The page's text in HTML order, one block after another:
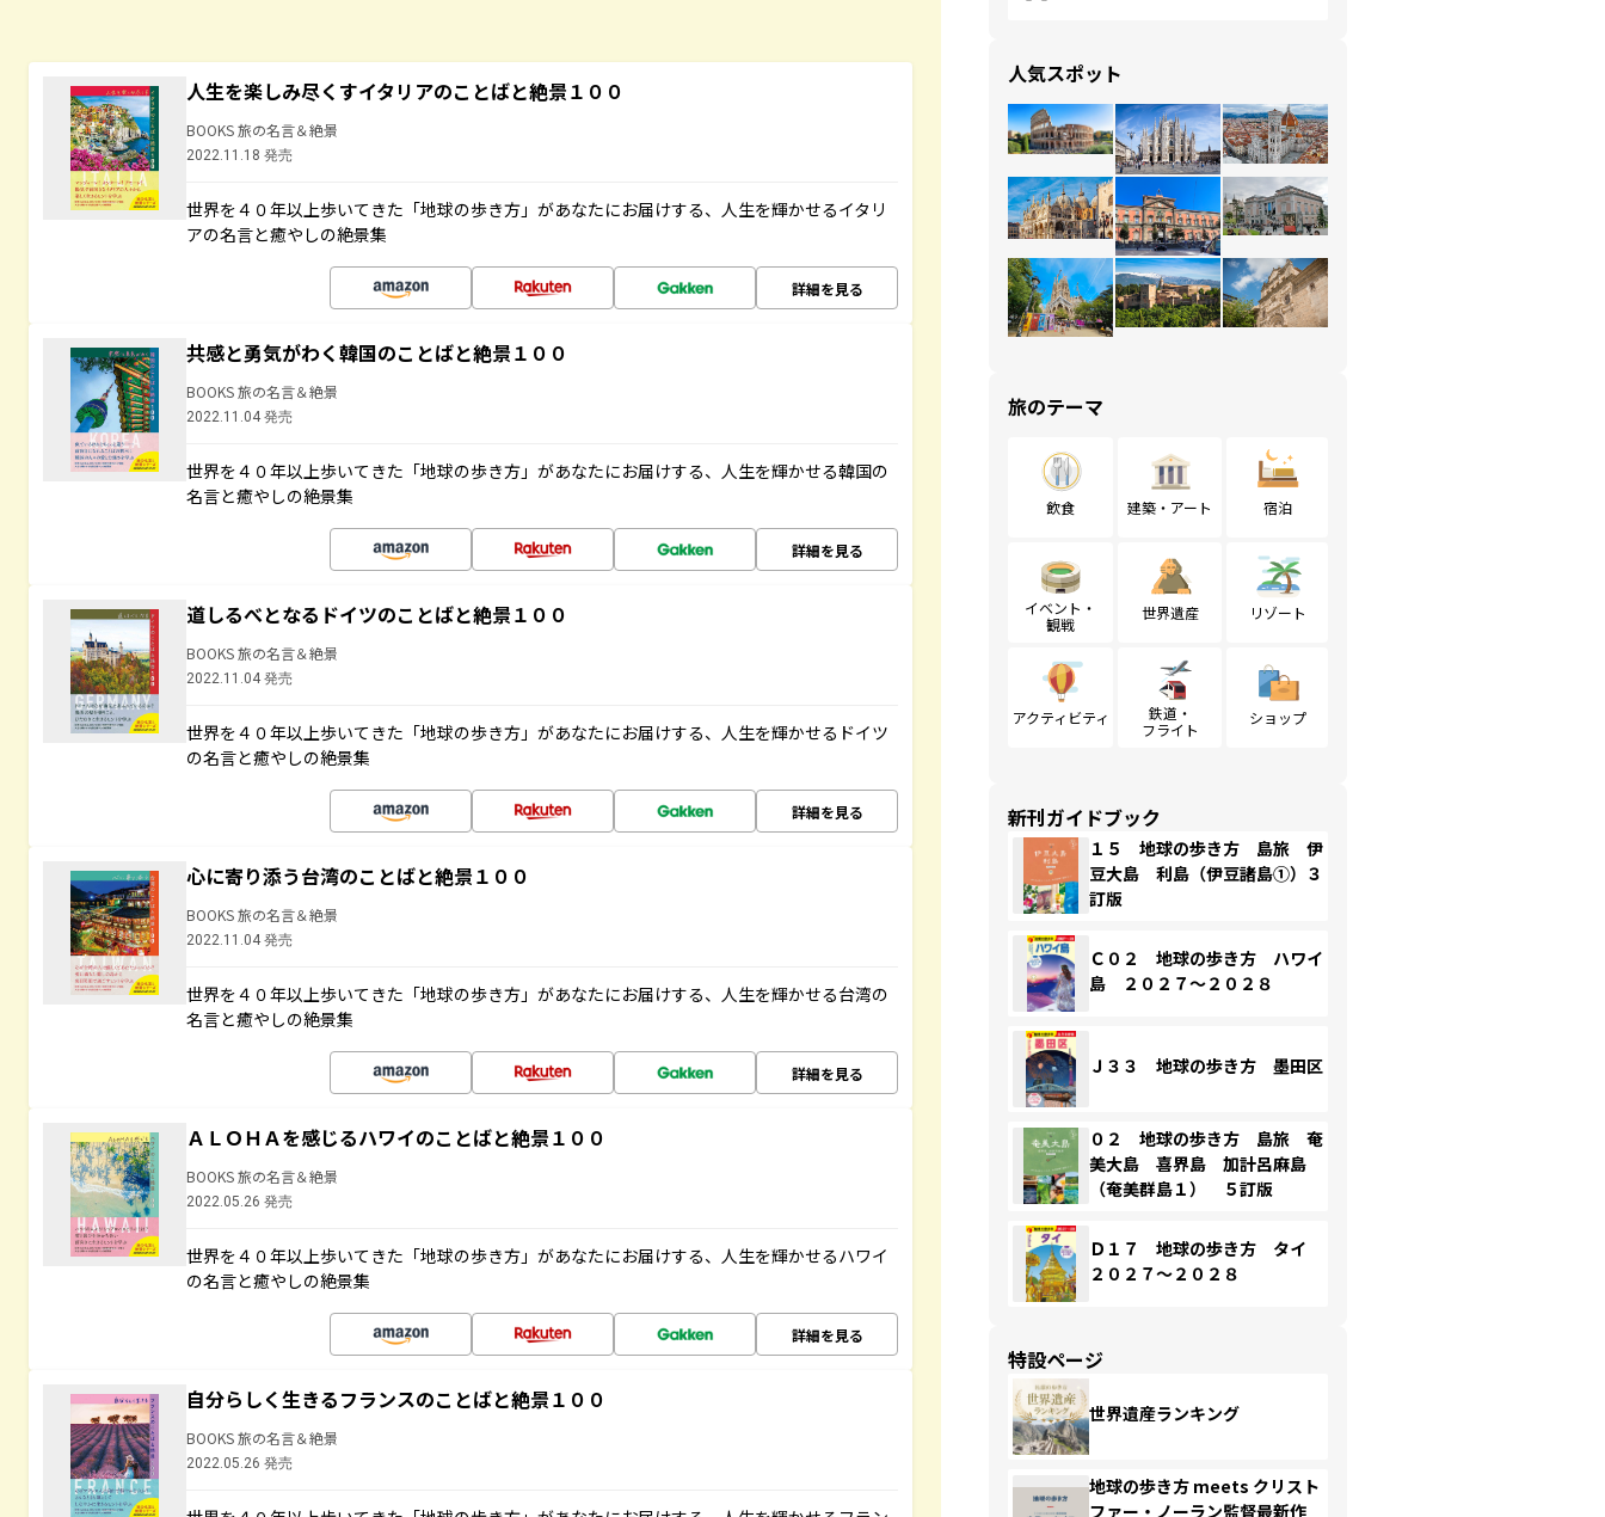
人生を楽しみ尽くすイタリアのことばと絶景１００
BOOKS 旅の名言＆絶景
2022.11.18 発売
世界を４０年以上歩いてきた「地球の歩き方」があなたにお届けする、人生を輝かせるイタリ
アの名言と癒やしの絶景集
詳細を見る
共感と勇気がわく韓国のことばと絶景１００
BOOKS 旅の名言＆絶景
2022.11.04 発売
世界を４０年以上歩いてきた「地球の歩き方」があなたにお届けする、人生を輝かせる韓国の
名言と癒やしの絶景集
詳細を見る
道しるべとなるドイツのことばと絶景１００
BOOKS 旅の名言＆絶景
2022.11.04 発売
世界を４０年以上歩いてきた「地球の歩き方」があなたにお届けする、人生を輝かせるドイツ
の名言と癒やしの絶景集
詳細を見る
心に寄り添う台湾のことばと絶景１００
BOOKS 旅の名言＆絶景
2022.11.04 発売
世界を４０年以上歩いてきた「地球の歩き方」があなたにお届けする、人生を輝かせる台湾の
名言と癒やしの絶景集
詳細を見る
ＡＬＯＨＡを感じるハワイのことばと絶景１００
BOOKS 旅の名言＆絶景
2022.05.26 発売
世界を４０年以上歩いてきた「地球の歩き方」があなたにお届けする、人生を輝かせるハワイ
の名言と癒やしの絶景集
詳細を見る
自分らしく生きるフランスのことばと絶景１００
BOOKS 旅の名言＆絶景
2022.05.26 発売
人気スポット
旅のテーマ
飲食 建築・アート 宿泊
イベント・
観戦
世界遺産 リゾート
アクティビティ
鉄道・
フライト
ショップ
新刊ガイドブック
１５ 地球の歩き方 島旅 伊
豆大島 利島（伊豆諸島①）３
訂版
Ｃ０２ 地球の歩き方 ハワイ
島 ２０２７～２０２８
Ｊ３３ 地球の歩き方 墨田区
０２ 地球の歩き方 島旅 奄
美大島 喜界島 加計呂麻島
（奄美群島１） ５訂版
Ｄ１７ 地球の歩き方 タイ
２０２７～２０２８
特設ページ
世界遺産ランキング
地球の歩き方 meets クリスト
ファー・ノーラン監督最新作